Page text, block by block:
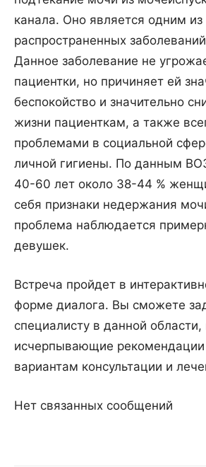
канала. Оно является одним
распространенных
Данное заболевание не
пациентки, но причиняет ей
беспокойство и значительно
жизни пациенткам, а также
проблемами в социальной
личной гигиены. По данным
40-60 лет около 38-44 %
себя признаки недержания
проблема наблюдается
девушек.
Встреча пройдет в
форме диалога. Вы сможете
специалисту в данной области,
исчерпывающие
вариантам консультации и
Нет связанных сообщений